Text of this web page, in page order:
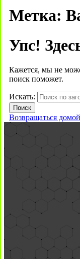
Метка:
Упс!
Кажется, мы не
поиск поможет.
Искать:
Возвращаться домой